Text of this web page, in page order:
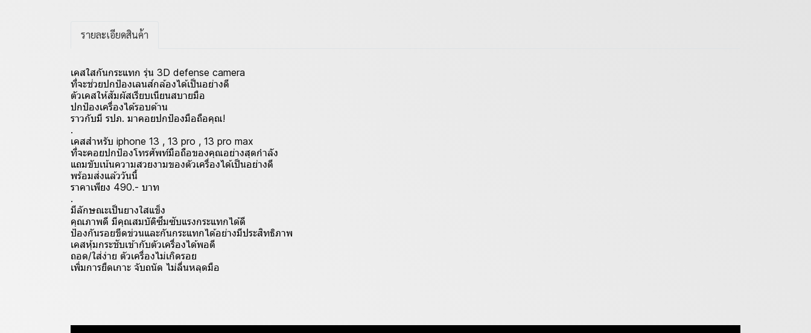
รายละเอียดสินค้า
เคสใสกันกระแทก รุ่น 3D defense camera
ที่จะช่วยปกป้องเลนส์กล้องได้เป็นอย่างดี
ตัวเคสให้สัมผัสเรียบเนียนสบายมือ
ปกป้องเครื่องได้รอบด้าน
ราวกับมี รปภ. มาคอยปกป้องมือถือคุณ!
.
เคสสำหรับ iphone 13 , 13 pro , 13 pro max
ที่จะคอยปกป้องโทรศัพท์มือถือของคุณอย่างสุดกำลัง
แถมขับเน้นความสวยงามของตัวเครื่องได้เป็นอย่างดี
พร้อมส่งแล้ววันนี้
ราคาเพียง 490.- บาท
.
มีลักษณะเป็นยางใสแข็ง
คุณภาพดี มีคุณสมบัติซึมซับแรงกระแทกได้ดี
ป้องกันรอยขีดข่วนและกันกระแทกได้อย่างมีประสิทธิภาพ
เคสหุ้มกระชับเข้ากับตัวเครื่องได้พอดี
ถอด/ใส่ง่าย ตัวเครื่องไม่เกิดรอย
เพิ่มการยืดเกาะ จับถนัด ไม่ลื่นหลุดมือ